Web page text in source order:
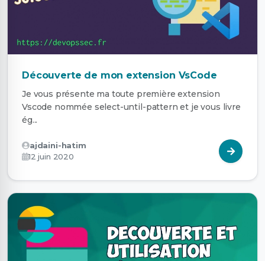
Découverte de mon extension VsCode
Je vous présente ma toute première extension
Vscode nommée select-until-pattern et je vous livre
ég...
ajdaini-hatim
12 juin 2020